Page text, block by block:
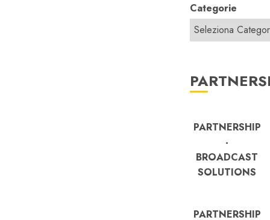
Categorie
PARTNERSHIP
-
BROADCAST
SOLUTIONS
PARTNERSHIP